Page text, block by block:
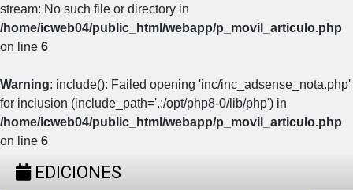
stream: No such file or directory in
/home/icweb04/public_html/webapp/p_movil_articulo.php
on line 6
Warning: include(): Failed opening 'inc/inc_adsense_nota.php'
for inclusion (include_path='.:/opt/php8-0/lib/php') in
/home/icweb04/public_html/webapp/p_movil_articulo.php
on line 6
EDICIONES